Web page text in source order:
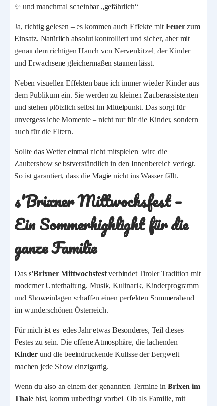
✨ und manchmal scheinbar „gefährlich“
Ja, richtig gelesen – es kommen auch Effekte mit Feuer zum
Einsatz. Natürlich absolut kontrolliert und sicher, aber mit
genau dem richtigen Hauch von Nervenkitzel, der Kinder
und Erwachsene gleichermaßen staunen lässt.
Neben visuellen Effekten baue ich immer wieder Kinder aus
dem Publikum ein. Sie werden zu kleinen Zauberassistenten
und stehen plötzlich selbst im Mittelpunkt. Das sorgt für
unvergessliche Momente – nicht nur für die Kinder, sondern
auch für die Eltern.
Sollte das Wetter einmal nicht mitspielen, wird die
Zaubershow selbstverständlich in den Innenbereich verlegt.
So ist garantiert, dass die Magie nicht ins Wasser fällt.
s'Brixner Mittwochsfest –
Ein Sommerhighlight für die
ganze Familie
Das s'Brixner Mittwochsfest verbindet Tiroler Tradition mit
moderner Unterhaltung. Musik, Kulinarik, Kinderprogramm
und Showeinlagen schaffen einen perfekten Sommerabend
im wunderschönen Österreich.
Für mich ist es jedes Jahr etwas Besonderes, Teil dieses
Festes zu sein. Die offene Atmosphäre, die lachenden
Kinder und die beeindruckende Kulisse der Bergwelt
machen jede Show einzigartig.
Wenn du also an einem der genannten Termine in Brixen im
Thale bist, komm unbedingt vorbei. Ob als Familie, mit